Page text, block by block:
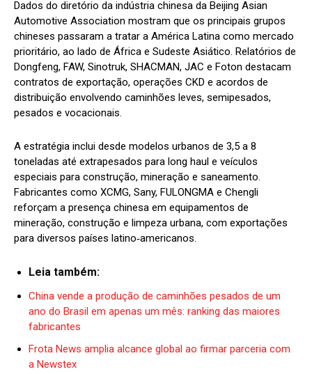
Dados do diretório da indústria chinesa da Beijing Asian
Automotive Association mostram que os principais grupos
chineses passaram a tratar a América Latina como mercado
prioritário, ao lado de África e Sudeste Asiático. Relatórios de
Dongfeng, FAW, Sinotruk, SHACMAN, JAC e Foton destacam
contratos de exportação, operações CKD e acordos de
distribuição envolvendo caminhões leves, semipesados,
pesados e vocacionais.
A estratégia inclui desde modelos urbanos de 3,5 a 8
toneladas até extrapesados para long haul e veículos
especiais para construção, mineração e saneamento.
Fabricantes como XCMG, Sany, FULONGMA e Chengli
reforçam a presença chinesa em equipamentos de
mineração, construção e limpeza urbana, com exportações
para diversos países latino‑americanos.
Leia também:
China vende a produção de caminhões pesados de um
ano do Brasil em apenas um mês: ranking das maiores
fabricantes
Frota News amplia alcance global ao firmar parceria com
a Newstex